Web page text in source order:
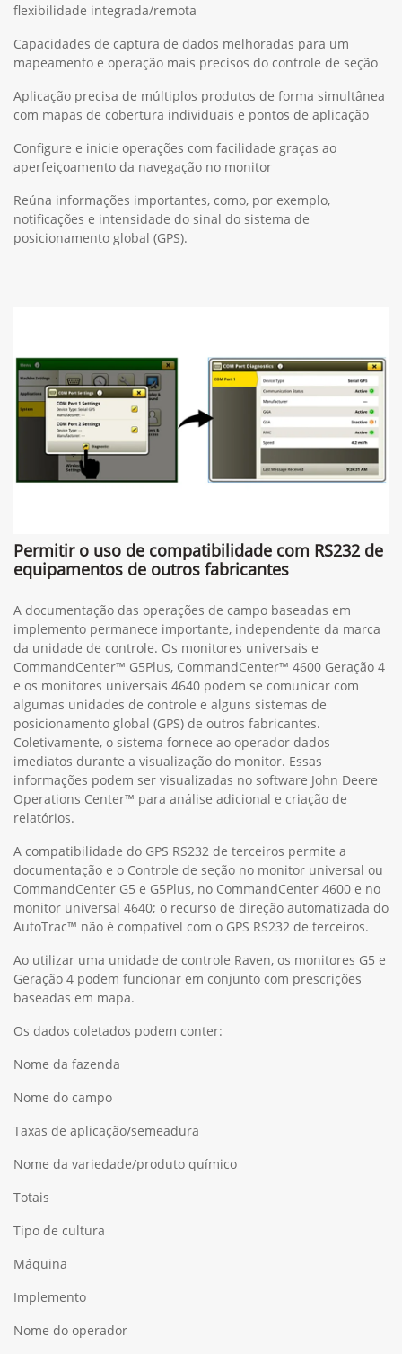
flexibilidade integrada/remota
Capacidades de captura de dados melhoradas para um
mapeamento e operação mais precisos do controle de seção
Aplicação precisa de múltiplos produtos de forma simultânea
com mapas de cobertura individuais e pontos de aplicação
Configure e inicie operações com facilidade graças ao
aperfeiçoamento da navegação no monitor
Reúna informações importantes, como, por exemplo,
notificações e intensidade do sinal do sistema de
posicionamento global (GPS).
Permitir o uso de compatibilidade com RS232 de
equipamentos de outros fabricantes
A documentação das operações de campo baseadas em
implemento permanece importante, independente da marca
da unidade de controle. Os monitores universais e
CommandCenter™ G5Plus, CommandCenter™ 4600 Geração 4
e os monitores universais 4640 podem se comunicar com
algumas unidades de controle e alguns sistemas de
posicionamento global (GPS) de outros fabricantes.
Coletivamente, o sistema fornece ao operador dados
imediatos durante a visualização do monitor. Essas
informações podem ser visualizadas no software John Deere
Operations Center™ para análise adicional e criação de
relatórios.
A compatibilidade do GPS RS232 de terceiros permite a
documentação e o Controle de seção no monitor universal ou
CommandCenter G5 e G5Plus, no CommandCenter 4600 e no
monitor universal 4640; o recurso de direção automatizada do
AutoTrac™ não é compatível com o GPS RS232 de terceiros.
Ao utilizar uma unidade de controle Raven, os monitores G5 e
Geração 4 podem funcionar em conjunto com prescrições
baseadas em mapa.
Os dados coletados podem conter:
Nome da fazenda
Nome do campo
Taxas de aplicação/semeadura
Nome da variedade/produto químico
Totais
Tipo de cultura
Máquina
Implemento
Nome do operador